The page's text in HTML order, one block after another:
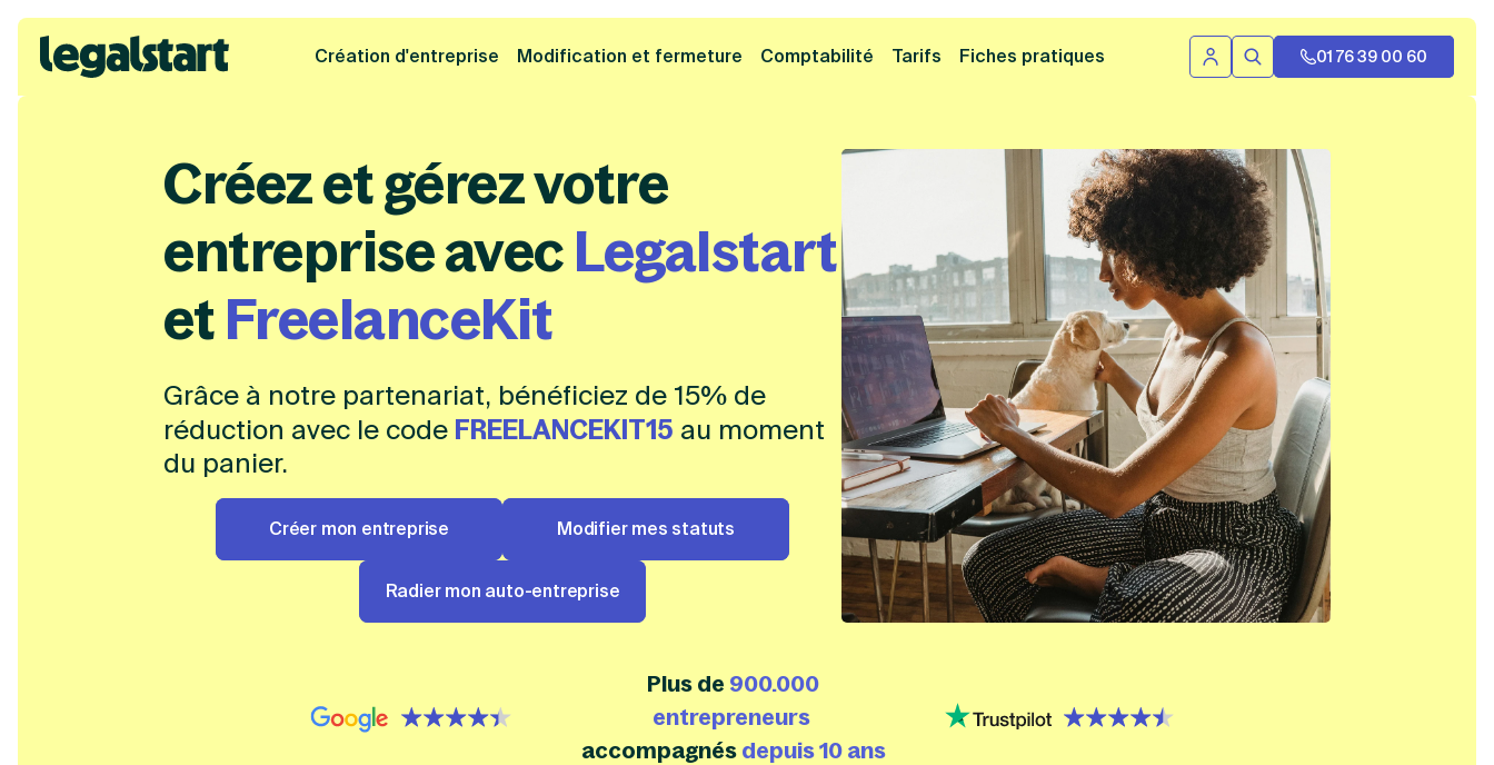
Cliquez ici pour reprendre votre démarche Fermer la bannière
Legalstart
Création d'entreprise Modification et fermeture Comptabilité Tarifs Fiches pratiques Se connecter
Rechercher01 76 39 00 60
Créez et gérez votre
entreprise avecLegalstart
etFreelanceKit
Grâce à notre partenariat, bénéficiez de 15% de
réduction avec le code FREELANCEKIT15 au moment
du panier.
Créer mon entreprise Modifier mes statuts
Radier mon auto-entreprise
{id=3, name=google, label=google, isHubspotDefined=false, labelTranslations={}, type=option, createdAt=1719500302773,
Plus de 900.000
entrepreneurs
accompagnés depuis 10 ans
{id=1, name='trustpilot', order=0, label='trustpilot'}